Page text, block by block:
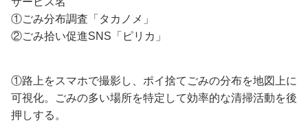
①ごみ分布調査「タカノメ」
②ごみ拾い促進SNS「ピリカ」
①路上をスマホで撮影し、ポイ捨てごみの分布を地図上に
可視化。ごみの多い場所を特定して効率的な清掃活動を後
押しする。